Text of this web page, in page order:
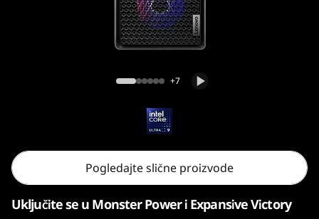
7
Legion Tower 7i Gen 10 (Intel)
+7
Pogledajte slične proizvode
Uključite se u Monster Power i Expansive Victory